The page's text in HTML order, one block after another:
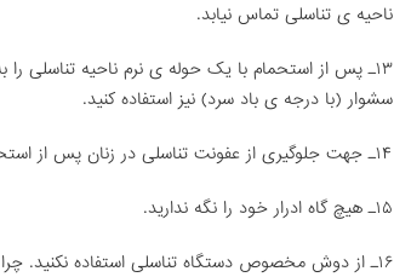
ناحیه ی تناسلی تماس نیابد.
۱۳ـ پس از استحمام با یک حوله ی نرم ناحیه تناسلی
سشوار (با درجه ی باد سرد) نیز استفاده کنید.
۱۴ـ جهت جلوگیری از عفونت تناسلی در زنان پس از استحمام ادرار کنید.
۱۵ـ هیچ گاه ادرار خود را نگه ندارید.
۱۶ـ از دوش مخصوص دستگاه تناسلی استفاده نکنید.